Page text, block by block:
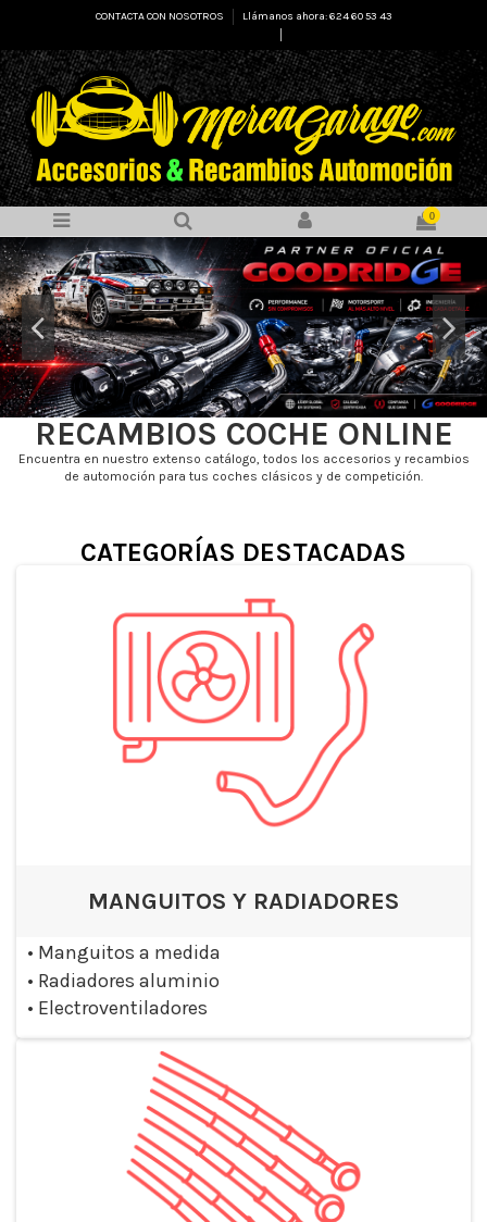
CONTACTA CON NOSOTROS
Llámanos ahora: 624 60 53 43
0
RECAMBIOS COCHE ONLINE
Encuentra en nuestro extenso catálogo, todos los accesorios y recambios
de automoción para tus coches clásicos y de competición.
CATEGORÍAS DESTACADAS
MANGUITOS Y RADIADORES
• Manguitos a medida
• Radiadores aluminio
• Electroventiladores